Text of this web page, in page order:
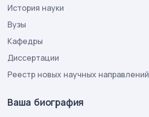
История науки
Вузы
Кафедры
Диссертации
Реестр новых научных направлений
Ваша биография